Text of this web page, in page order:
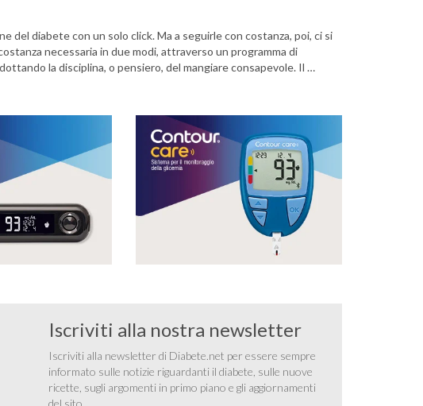
del diabete con un solo click. Ma a seguirle con costanza, poi, ci si
necessaria in due modi, attraverso un programma di
la disciplina, o pensiero, del mangiare consapevole. Il …
Iscriviti alla nostra newsletter
Iscriviti alla newsletter di Diabete.net per essere sempre
informato sulle notizie riguardanti il diabete, sulle nuove
ricette, sugli argomenti in primo piano e gli aggiornamenti
del sito.